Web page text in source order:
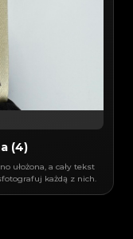
(4)
ułożona, a cały tekst
każdą z nich.